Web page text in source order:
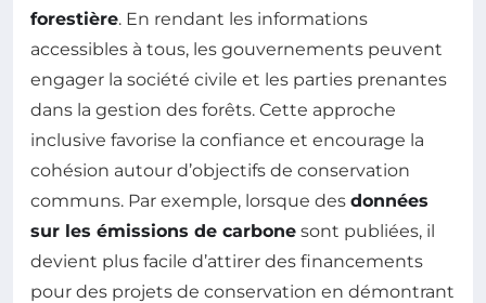
forestière. En rendant les informations
accessibles à tous, les gouvernements peuvent
engager la société civile et les parties prenantes
dans la gestion des forêts. Cette approche
inclusive favorise la confiance et encourage la
cohésion autour d’objectifs de conservation
communs. Par exemple, lorsque des données
sur les émissions de carbone sont publiées, il
devient plus facile d’attirer des financements
pour des projets de conservation en démontrant